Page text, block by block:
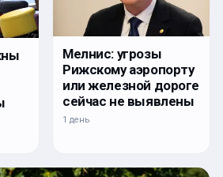
Мелнис: угрозы
Рижскому аэропорту
или железной дороге
сейчас не выявлены
1 день